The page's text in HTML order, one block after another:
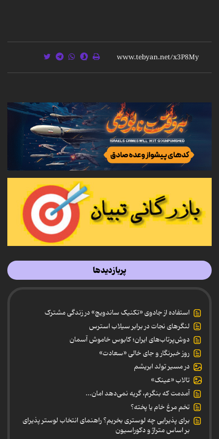
پربازدیدها
استفاده از جادوی «تکنیک ساندویچ» در زندگی مشترک
لنگرهای نجات در برابر سیلاب استرس
دوش‌پرتاب‌های ایران؛ کابوس خاموش آسمان
روز خبرنگار و جای خالی «سعادت»
در مسیر تولد ابریشم
تالاب «عینک»
آمدمت که بنگرم، گریه نمی‌دهد امان...
تخم مرغ خام یا پخته؟
برای پذیرایی چه لوستری بخریم؟ راهنمای انتخاب لوستر پذیرای
بر اساس متراژ و دکوراسیون